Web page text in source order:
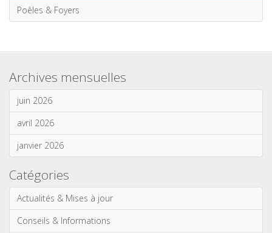
Poêles & Foyers
Archives mensuelles
juin 2026
avril 2026
janvier 2026
Catégories
Actualités & Mises à jour
Conseils & Informations